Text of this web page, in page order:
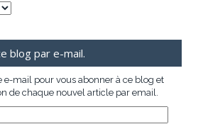
blog par e-mail.
e-mail pour vous abonner à ce blog et
de chaque nouvel article par email.